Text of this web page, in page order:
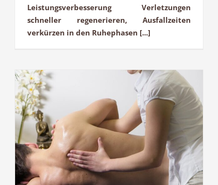
Leistungsverbesserung Verletzungen
schneller regenerieren, Ausfallzeiten
verkürzen in den Ruhephasen [...]